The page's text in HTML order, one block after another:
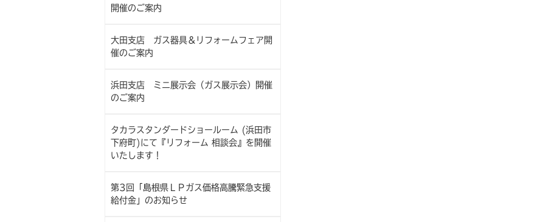
開催のご案内
大田支店 ガス器具＆リフォームフェア開
催のご案内
浜田支店 ミニ展示会（ガス展示会）開催
のご案内
タカラスタンダードショールーム (浜田市
下府町)にて『リフォーム 相談会』を開催
いたします！
第3回「島根県ＬＰガス価格高騰緊急支援
給付金」のお知らせ